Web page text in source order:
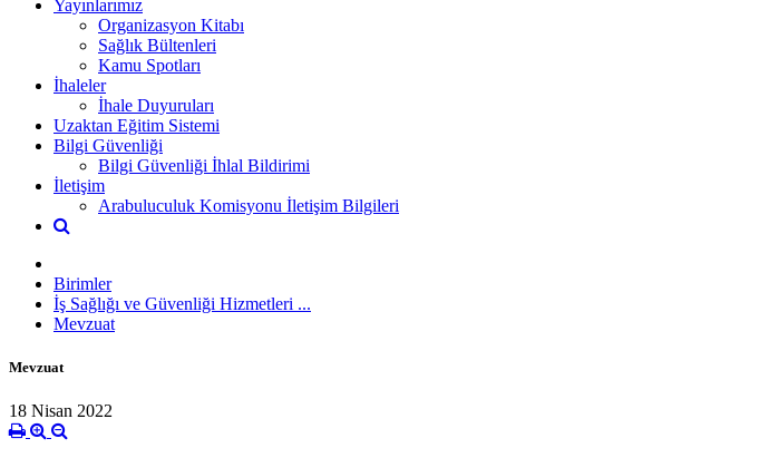
Yayınlarımız
Organizasyon Kitabı
Sağlık Bültenleri
Kamu Spotları
İhaleler
İhale Duyuruları
Uzaktan Eğitim Sistemi
Bilgi Güvenliği
Bilgi Güvenliği İhlal Bildirimi
İletişim
Arabuluculuk Komisyonu İletişim Bilgileri
Birimler
İş Sağlığı ve Güvenliği Hizmetleri ...
Mevzuat
Mevzuat
18 Nisan 2022